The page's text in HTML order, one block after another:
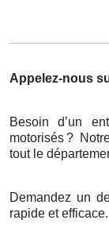
Appelez-nous
Besoin d’un
motorisés?
tout le dé
Demandez un
rapide et efficace.